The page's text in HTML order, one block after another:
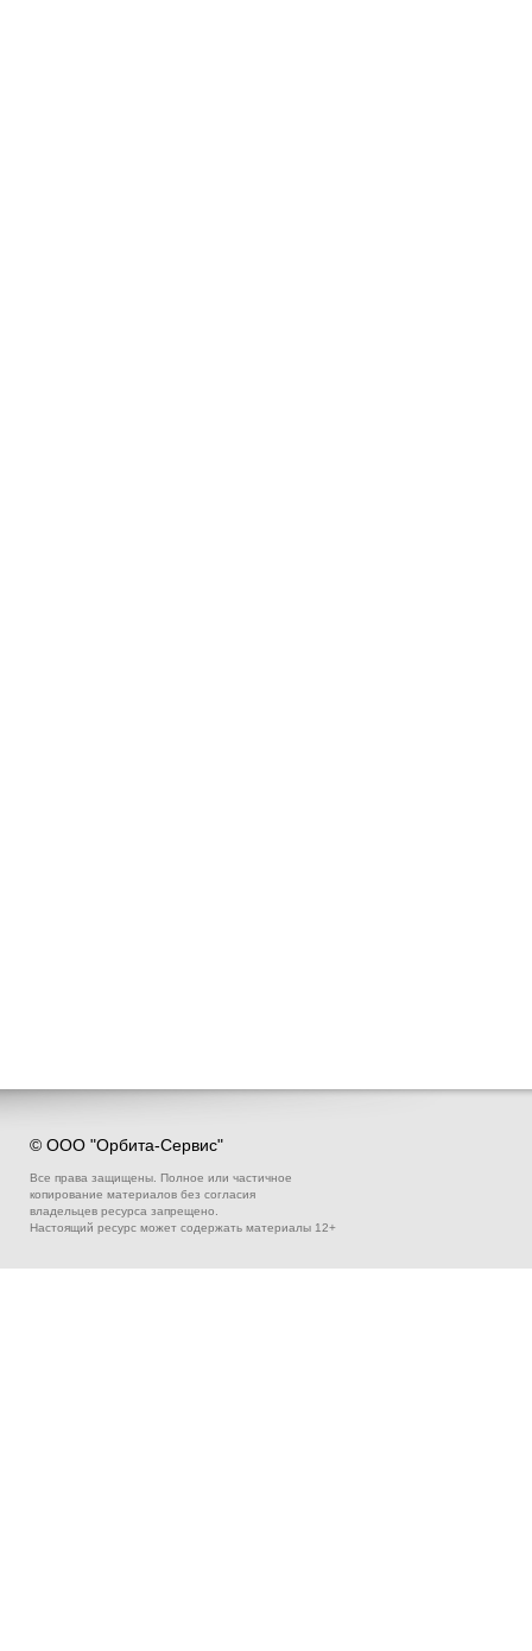
© ООО "Орбита-Сервис"
Все права защищены. Полное или частичное
копирование материалов без согласия
владельцев ресурса запрещено.
Настоящий ресурс может содержать материалы 12+